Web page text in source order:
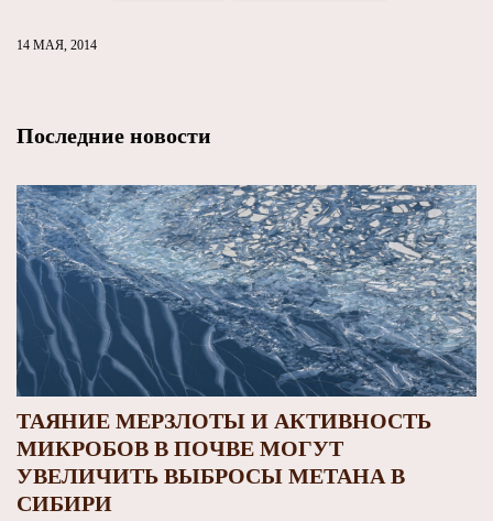
14 МАЯ, 2014
Последние новости
ТАЯНИЕ МЕРЗЛОТЫ И АКТИВНОСТЬ
МИКРОБОВ В ПОЧВЕ МОГУТ
УВЕЛИЧИТЬ ВЫБРОСЫ МЕТАНА В
СИБИРИ